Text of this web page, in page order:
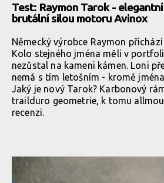
Test: Raymon Tarok -
brutální silou motoru Avinox
Německý výrobce Raymon
Kolo stejného jména měli v
nezůstal na kameni kámen. Loni
nemá s tím letošním - kromě
Jaký je nový Tarok? Karbonový
trailduro geometrie, k tomu
recenzi.